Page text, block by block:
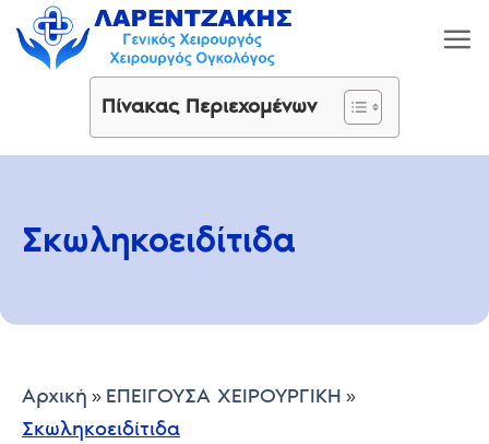
Μετάβαση
στο
περιεχόμενο
Πίνακας Περιεχομένων
Σκωληκοειδίτιδα
Αρχική » ΕΠΕΙΓΟΥΣΑ ΧΕΙΡΟΥΡΓΙΚΗ »
Σκωληκοειδίτιδα